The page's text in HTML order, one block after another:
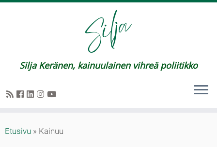
Silja Keränen, kainuulainen vihreä poliitikko
Etusivu » Kainuu